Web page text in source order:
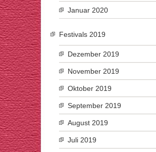
Januar 2020
Festivals 2019
Dezember 2019
November 2019
Oktober 2019
September 2019
August 2019
Juli 2019